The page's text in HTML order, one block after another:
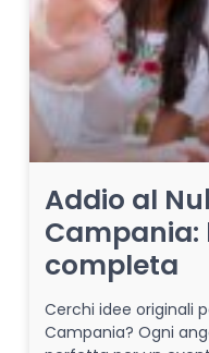
Addio al
Campania:
completa
Cerchi idee originali
Campania? Ogni